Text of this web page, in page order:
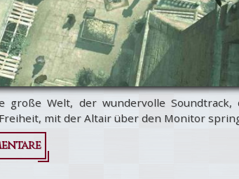
große Welt, der wundervolle
mit der Altair über den Monitor